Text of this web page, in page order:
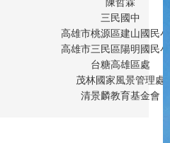
三民國中
高雄市桃源區建山國民
高雄市三民區陽明國民
台糖高雄區處
茂林國家風景管理處
清景麟教育基金會